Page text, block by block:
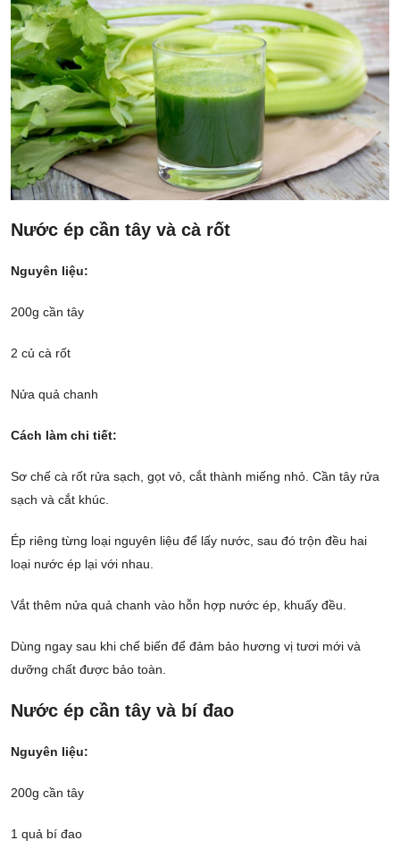
Nước ép cần tây và cà rốt
Nguyên liệu:
200g cần tây
2 củ cà rốt
Nửa quả chanh
Cách làm chi tiết:
Sơ chế cà rốt rửa sạch, gọt vỏ, cắt thành miếng nhỏ. Cần tây rửa
sạch và cắt khúc.
Ép riêng từng loại nguyên liệu để lấy nước, sau đó trộn đều hai
loại nước ép lại với nhau.
Vắt thêm nửa quả chanh vào hỗn hợp nước ép, khuấy đều.
Dùng ngay sau khi chế biến để đảm bảo hương vị tươi mới và
dưỡng chất được bảo toàn.
Nước ép cần tây và bí đao
Nguyên liệu:
200g cần tây
1 quả bí đao